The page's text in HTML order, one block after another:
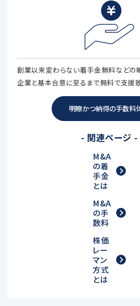
創業以来変わらない着手金無料などの
企業と基本合意に至るまで無料で支援致
明瞭かつ納得の手数料
- 関連ページ -
M&A
の着
手金
とは
M&A
の手
数料
株価
レー
マン
方式
とは